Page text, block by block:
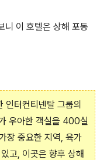
니 이 호텔은 상해 포동
인터컨티넨탈 그룹의
우아한 객실을 400실
장 중요한 지역, 육가
고, 이곳은 향후 상해